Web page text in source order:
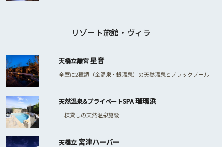
リゾート旅館・ヴィラ
天橋立離宮星音
全室に2種類（金温泉・銀温泉）の天然温泉とブラックプール
天然温泉&プライベートSPA瑠璃浜
一棟貸しの天然温泉施設
天橋立宮津ハーバー